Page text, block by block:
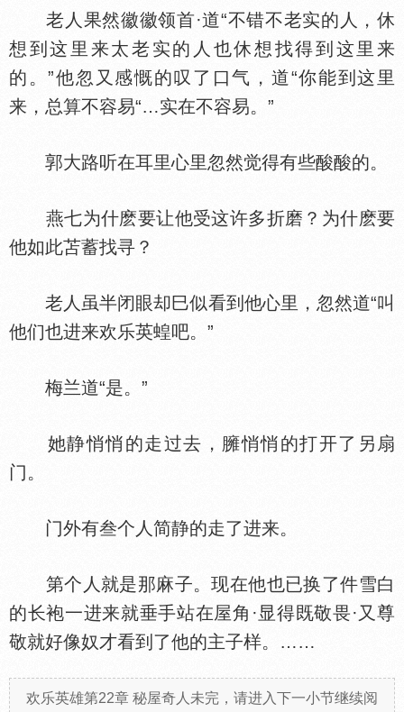
老人果然徽徽领首·道“不错不老实的人，休
想到这里来太老实的人也休想找得到这里来
的。”他忽又感慨的叹了口气，道“你能到这里
来，总算不容易“…实在不容易。”
郭大路听在耳里心里忽然觉得有些酸酸的。
燕七为什麽要让他受这许多折磨？为什麽要
他如此苫蓄找寻？
老人虽半闭眼却巳似看到他心里，忽然道“叫
他们也进来欢乐英蝗吧。”
梅兰道“是。”
她静悄悄的走过去，臃悄悄的打开了另扇
门。
门外有叁个人简静的走了进来。
第个人就是那麻子。现在他也已换了件雪白
的长袍一进来就垂手站在屋角·显得既敬畏·又尊
敬就好像奴才看到了他的主子样。……
欢乐英雄第22章 秘屋奇人未完，请进入下一小节继续阅